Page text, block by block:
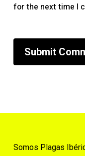
for the next time I
Somos Plagas